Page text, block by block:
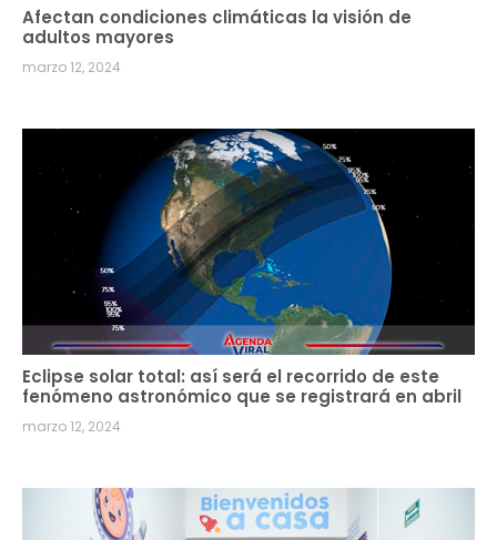
Afectan condiciones climáticas la visión de
adultos mayores
marzo 12, 2024
Eclipse solar total: así será el recorrido de este
fenómeno astronómico que se registrará en abril
marzo 12, 2024